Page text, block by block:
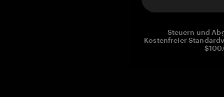
Steuern und
Kostenfreier